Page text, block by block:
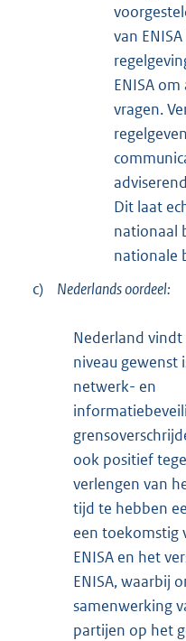
van
ENISA
vragen.
Dit laat
nationaal
nationale
c)
Nederlands oordeel:
Nederland vindt
niveau gewenst
netwerk- en
ook positief
verlengen van
tijd te hebben
een toekomstig
ENISA en het
ENISA, waarbij
samenwerking
partijen op het